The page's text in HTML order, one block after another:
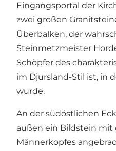
Eingangsportal der
zwei großen
Überbalken, der
Steinmetzmeister
Schöpfer des
im Djursland-Stil ist, in
wurde.
An der südöstlichen
außen ein Bildstein mit
Männerkopfes